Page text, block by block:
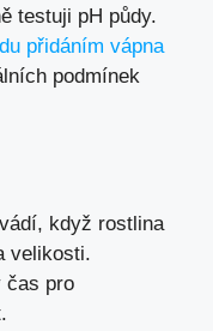
testuji pH půdy.
přidáním vápna
podmínek
když rostlina
velikosti.
čas pro